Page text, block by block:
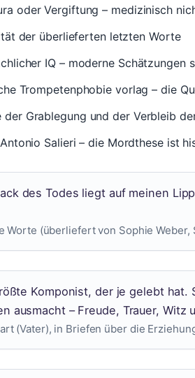
oder Vergiftung – medizinisch
der überlieferten letzten Worte
IQ – moderne Schätzungen
Trompetenphobie vorlag – die
der Grablegung und der Verbleib
Salieri – die Mordthese ist
des Todes liegt auf meinen
Worte (überliefert von Sophie Weber,
Komponist, der je gelebt hat.
ausmacht – Freude, Trauer, Witz
(Vater), in Briefen über die